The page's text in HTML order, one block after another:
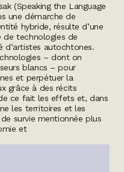
(Speaking the Language
une démarche de
hybride, résulte d’une
de technologies de
d’artistes autochtones.
– dont on
blancs – pour
et perpétuer la
grâce à des récits
ce fait les effets et, dans
les territoires et les
survie mentionnée plus
et